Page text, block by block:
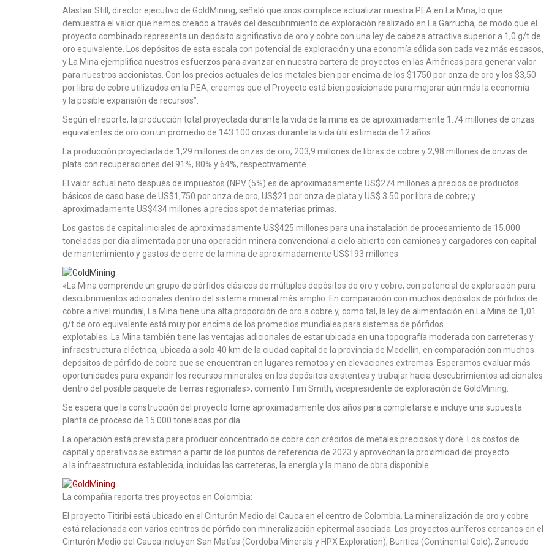
Alastair Still, director ejecutivo de GoldMining, señaló que «nos complace actualizar nuestra PEA en La Mina, lo que
demuestra el valor que hemos creado a través del descubrimiento de exploración realizado en La Garrucha, de modo que el
proyecto combinado representa un depósito significativo de oro y cobre con una ley de cabeza atractiva superior a 1,0 g/t de
oro equivalente. Los depósitos de esta escala con potencial de exploración y una economía sólida son cada vez más escasos,
y La Mina ejemplifica nuestros esfuerzos para avanzar en nuestra cartera de proyectos en las Américas para generar valor
para nuestros accionistas. Con los precios actuales de los metales bien por encima de los $1750 por onza de oro y los $3,50
por libra de cobre utilizados en la PEA, creemos que el Proyecto está bien posicionado para mejorar aún más la economía
y la posible expansión de recursos”.
Según el reporte, la producción total proyectada durante la vida de la mina es de aproximadamente 1.74 millones de onzas
equivalentes de oro con un promedio de 143.100 onzas durante la vida útil estimada de 12 años.
La producción proyectada de 1,29 millones de onzas de oro, 203,9 millones de libras de cobre y 2,98 millones de onzas de
plata con recuperaciones del 91%, 80% y 64%, respectivamente.
El valor actual neto después de impuestos (NPV (5%) es de aproximadamente US$274 millones a precios de productos
básicos de caso base de US$1,750 por onza de oro, US$21 por onza de plata y US$ 3.50 por libra de cobre; y
aproximadamente US$434 millones a precios spot de materias primas.
Los gastos de capital iniciales de aproximadamente US$425 millones para una instalación de procesamiento de 15.000
toneladas por día alimentada por una operación minera convencional a cielo abierto con camiones y cargadores con capital
de mantenimiento y gastos de cierre de la mina de aproximadamente US$193 millones.
«La Mina comprende un grupo de pórfidos clásicos de múltiples depósitos de oro y cobre, con potencial de exploración para
descubrimientos adicionales dentro del sistema mineral más amplio. En comparación con muchos depósitos de pórfidos de
cobre a nivel mundial, La Mina tiene una alta proporción de oro a cobre y, como tal, la ley de alimentación en La Mina de 1,01
g/t de oro equivalente está muy por encima de los promedios mundiales para sistemas de pórfidos
explotables. La Mina también tiene las ventajas adicionales de estar ubicada en una topografía moderada con carreteras y
infraestructura eléctrica, ubicada a solo 40 km de la ciudad capital de la provincia de Medellín, en comparación con muchos
depósitos de pórfido de cobre que se encuentran en lugares remotos y en elevaciones extremas. Esperamos evaluar más
oportunidades para expandir los recursos minerales en los depósitos existentes y trabajar hacia descubrimientos adicionales
dentro del posible paquete de tierras regionales», comentó Tim Smith, vicepresidente de exploración de GoldMining.
Se espera que la construcción del proyecto tome aproximadamente dos años para completarse e incluye una supuesta
planta de proceso de 15.000 toneladas por día.
La operación está prevista para producir concentrado de cobre con créditos de metales preciosos y doré. Los costos de
capital y operativos se estiman a partir de los puntos de referencia de 2023 y aprovechan la proximidad del proyecto
a la infraestructura establecida, incluidas las carreteras, la energía y la mano de obra disponible.
La compañía reporta tres proyectos en Colombia:
El proyecto Titiribi está ubicado en el Cinturón Medio del Cauca en el centro de Colombia. La mineralización de oro y cobre
está relacionada con varios centros de pórfido con mineralización epitermal asociada. Los proyectos auríferos cercanos en el
Cinturón Medio del Cauca incluyen San Matías (Cordoba Minerals y HPX Exploration), Buritica (Continental Gold), Zancudo